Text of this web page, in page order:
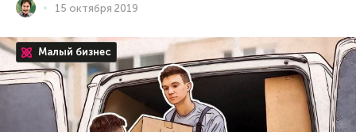
15 октября 2019
Малый бизнес